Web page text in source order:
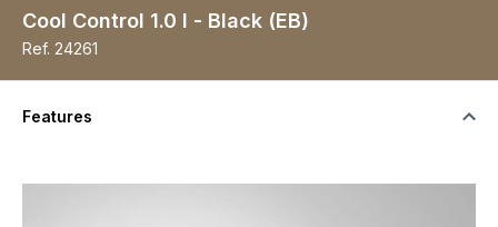
Cool Control 1.0 l - Black (EB)
Ref. 24261
Features